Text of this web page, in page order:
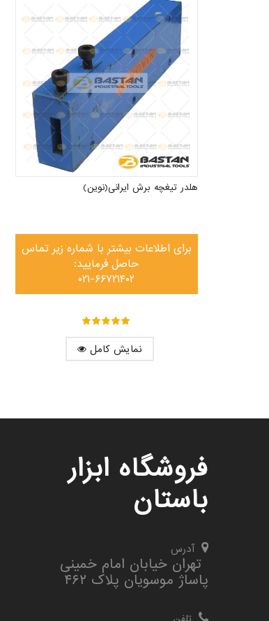
هلدر تیغچه برش ایرانی(نوین)
برای اطلاعات بیشتر با شماره زیر تماس
حاصل فرمایید:
۰۲۱-۶۶۷۲۱۴۰۲
نمایش کامل
فروشگاه ابزار
باستان
آدرس
تهران خیابان امام خمینی
پاساژ موسویان پلاک ۴۶۲